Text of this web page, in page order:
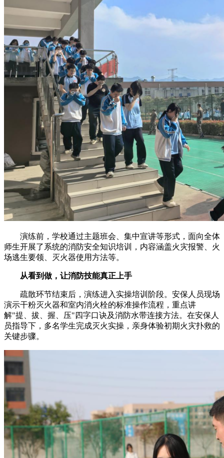
演练前，学校通过主题班会、集中宣讲等形式，面向全体
师生开展了系统的消防安全知识培训，内容涵盖火灾报警、火
场逃生要领、灭火器使用方法等。
从看到做，让消防技能真正上手
疏散环节结束后，演练进入实操培训阶段。安保人员现场
演示干粉灭火器和室内消火栓的标准操作流程，重点讲
解"提、拔、握、压"四字口诀及消防水带连接方法。在安保人
员指导下，多名学生完成灭火实操，亲身体验初期火灾扑救的
关键步骤。